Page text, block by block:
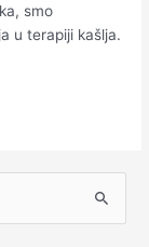
smo
u terapiji kašlja.